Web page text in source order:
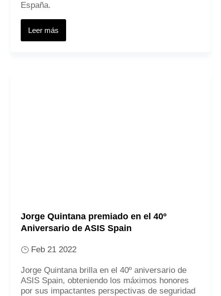
España.
Leer más
Jorge Quintana premiado en el 40º
Aniversario de ASIS Spain
Feb 21 2022
Jorge Quintana brilla en el 40º aniversario de
ASIS Spain, obteniendo los máximos honores
por sus impactantes perspectivas de seguridad